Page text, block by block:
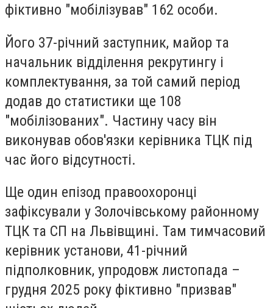
фіктивно "мобілізував" 162 особи.
Його 37-річний заступник, майор та
начальник відділення рекрутингу і
комплектування, за той самий період
додав до статистики ще 108
"мобілізованих". Частину часу він
виконував обов'язки керівника ТЦК під
час його відсутності.
Ще один епізод правоохоронці
зафіксували у Золочівському районному
ТЦК та СП на Львівщині. Там тимчасовий
керівник установи, 41-річний
підполковник, упродовж листопада –
грудня 2025 року фіктивно "призвав"